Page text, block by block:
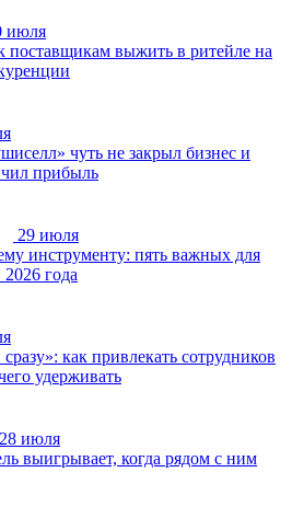
июля
поставщикам выжить в ритейле на
чуть не закрыл бизнес и
прибыль
29 июля
инструменту: пять важных для
года
как привлекать сотрудников
удерживать
28 июля
выигрывает, когда рядом с ним